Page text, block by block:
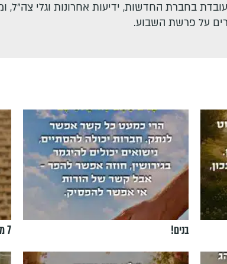
בחברת החדשות, ידיעות אחרונות וגלי צה"ל,
על פרשת השבוע.
בנים! 7 מילים שהן מהפכה